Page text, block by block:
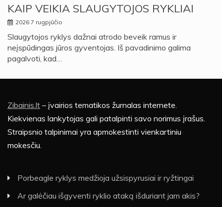
KAIP VEIKIA SLAUGYTOJOS RYKLIAI
2026 7 rugpjūčio
Slaugytojos ryklys dažnai atrodo beveik ramus ir
neįspūdingas jūros gyventojas. Iš pavadinimo galima
pagalvoti, kad…
Zibainis.lt – įvairios tematikos žurnalas internete.
Kiekvienas lankytojas gali patalpinti savo norimus įrašus.
Straipsnio talpinimai yra apmokestinti vienkartiniu
mokesčiu.
Porbeagle ryklys medžioja užsispyrusiai ir ryžtingai
Ar galėčiau išgyventi ryklio ataką išduriant jam akis?